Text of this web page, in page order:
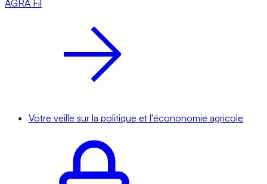
AGRA Fil
Votre veille sur la politique et l'écononomie agricole